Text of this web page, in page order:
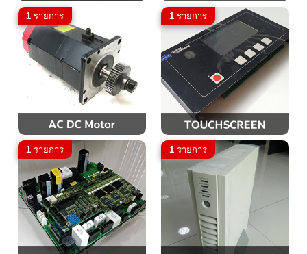
1 รายการ 1 รายการ
1 รายการ 1 รายการ